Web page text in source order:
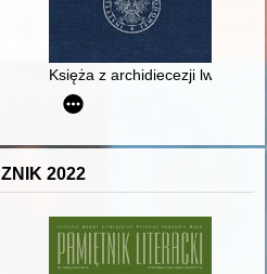
Polski XX wieku :
Księża z archidiecezji
rocznicę urodzin : katalog
2022